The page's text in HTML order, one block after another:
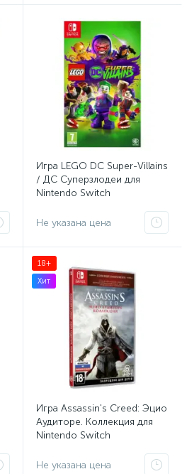
Игра LEGO DC Super-Villains
/ ДС Суперзлодеи для
Nintendo Switch
Не указана цена
18+
Хит
Игра Assassin's Creed: Эцио
Аудиторе. Коллекция для
Nintendo Switch
Не указана цена